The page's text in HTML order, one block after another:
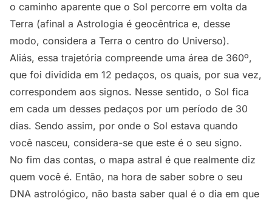
o caminho aparente que o Sol percorre em volta da
Terra (afinal a Astrologia é geocêntrica e, desse
modo, considera a Terra o centro do Universo).
Aliás, essa trajetória compreende uma área de 360º,
que foi dividida em 12 pedaços, os quais, por sua vez,
correspondem aos signos. Nesse sentido, o Sol fica
em cada um desses pedaços por um período de 30
dias. Sendo assim, por onde o Sol estava quando
você nasceu, considera-se que este é o seu signo.
No fim das contas, o mapa astral é que realmente diz
quem você é. Então, na hora de saber sobre o seu
DNA astrológico, não basta saber qual é o dia em que